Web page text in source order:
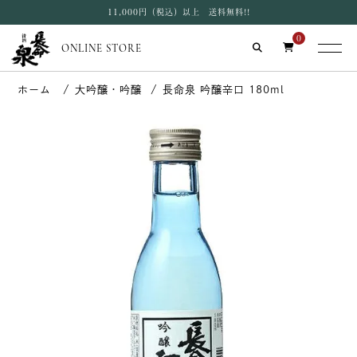
11,000円（税込）以上 送料無料!!
ONLINE STORE
0
大吟醸・吟醸 長命泉 吟醸辛口 180ml